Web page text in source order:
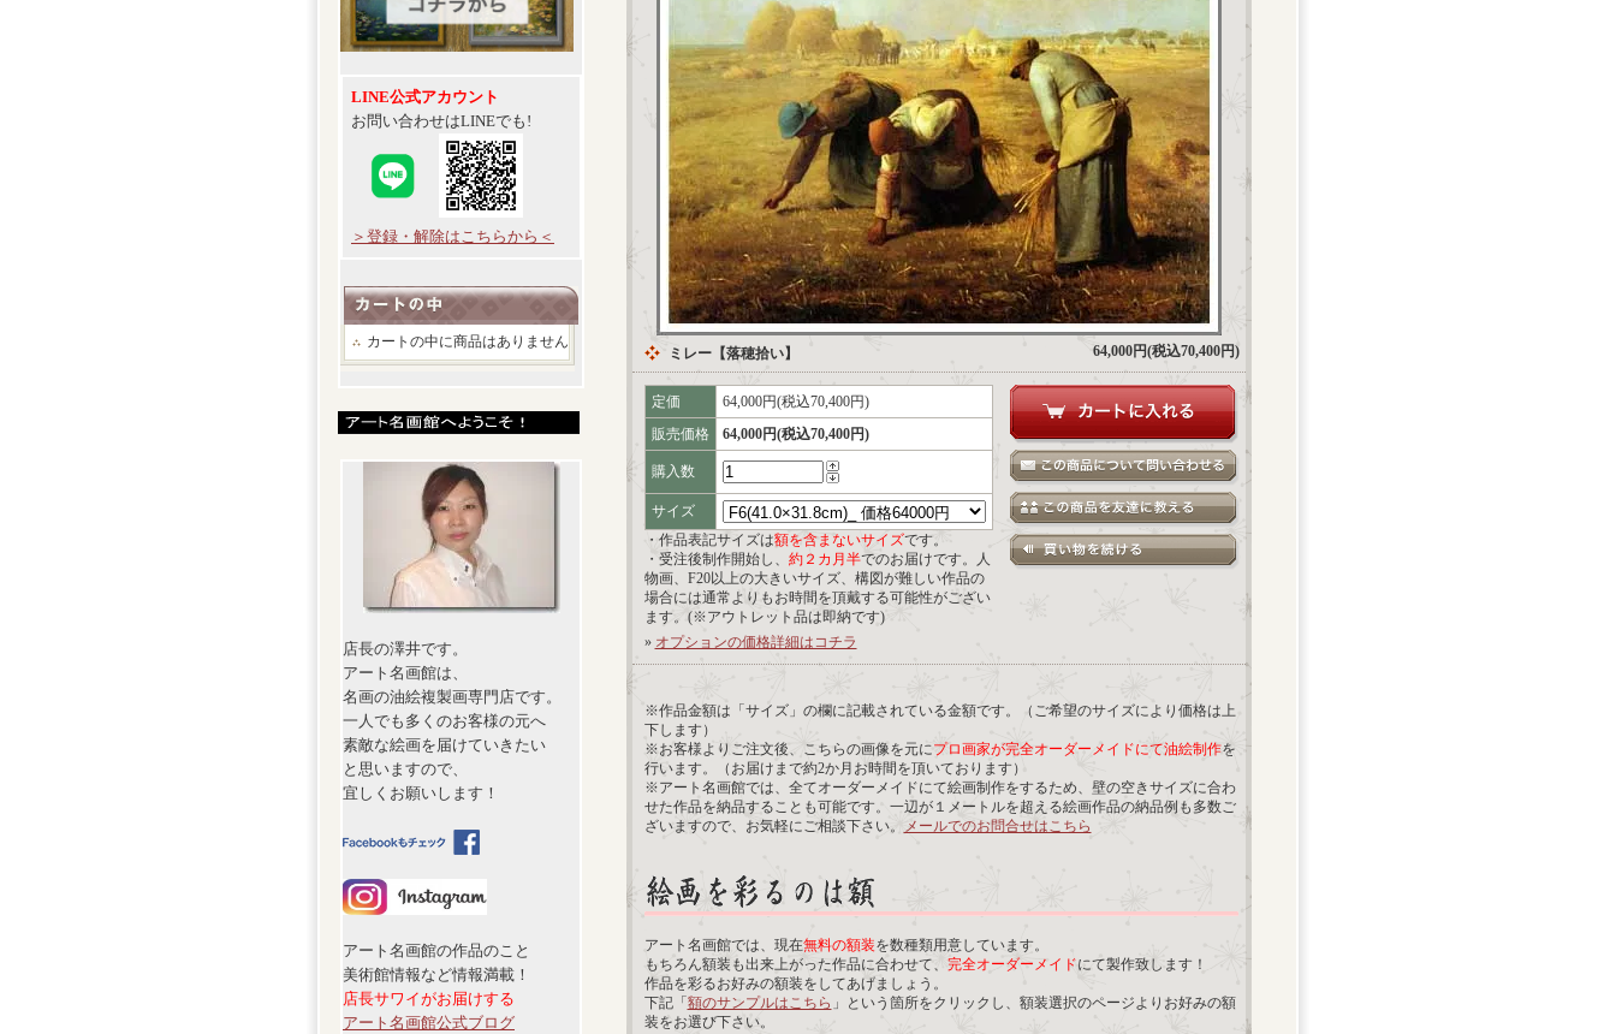
LINE公式アカウント
お問い合わせはLINEでも!
＞登録・解除はこちらから＜
カートの中に商品はありません
店長の澤井です。
アート名画館は、
名画の油絵複製画専門店です。
一人でも多くのお客様の元へ
素敵な絵画を届けていきたい
と思いますので、
宜しくお願いします！
アート名画館の作品のこと
美術館情報など情報満載！
店長サワイがお届けする
アート名画館公式ブログ
ミレー【落穂拾い】 64,000円(税込70,400円)
定価
64,000円(税込70,400円)
販売価格
64,000円(税込70,400円)
購入数
サイズ
・作品表記サイズは額を含まないサイズです。
・受注後制作開始し、 約２カ月半でのお届けです。人
物画、F20以上の大きいサイズ、構図が難しい作品の
場合には通常よりもお時間を頂戴する可能性がござい
ます。(※アウトレット品は即納です)
» オプションの価格詳細はコチラ
※作品金額は「サイズ」の欄に記載されている金額です。（ご希望のサイズにより価格は上
下します）
※お客様よりご注文後、こちらの画像を元にプロ画家が完全オーダーメイドにて油絵制作を
行います。（お届けまで約2か月お時間を頂いております）
※アート名画館では、全てオーダーメイドにて絵画制作をするため、壁の空きサイズに合わ
せた作品を納品することも可能です。一辺が１メートルを超える絵画作品の納品例も多数ご
ざいますので、お気軽にご相談下さい。
メールでのお問合せはこちら
アート名画館では、現在無料の額装を数種類用意しています。
もちろん額装も出来上がった作品に合わせて、 完全オーダーメイドにて製作致します！
作品を彩るお好みの額装をしてあげましょう。
下記「 額のサンプルはこちら 」という箇所をクリックし、額装選択のページよりお好みの額
装をお選び下さい。